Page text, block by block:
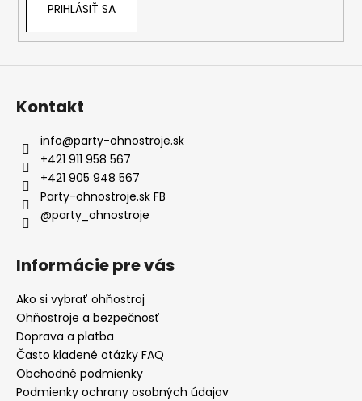
PRIHLÁSIŤ SA
Kontakt
info@party-ohnostroje.sk
+421 911 958 567
+421 905 948 567
Party-ohnostroje.sk FB
@party_ohnostroje
Informácie pre vás
Ako si vybrať ohňostroj
Ohňostroje a bezpečnosť
Doprava a platba
Často kladené otázky FAQ
Obchodné podmienky
Podmienky ochrany osobných údajov